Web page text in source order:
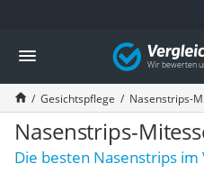
Die beliebtesten Vergleiche nach
Drogerie
Inhalator
Haarschneider
Rollator
Braun Rasierer
Katzenklappe (Chip)
Vergleich
Gesichtspflege Nasenstrips-
Nasenstrips-
Die besten Nasenstrips im